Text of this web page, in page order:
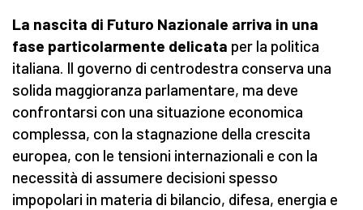
La nascita di Futuro Nazionale arriva in una
fase particolarmente delicata per la politica
italiana. Il governo di centrodestra conserva una
solida maggioranza parlamentare, ma deve
confrontarsi con una situazione economica
complessa, con la stagnazione della crescita
europea, con le tensioni internazionali e con la
necessità di assumere decisioni spesso
impopolari in materia di bilancio, difesa, energia e